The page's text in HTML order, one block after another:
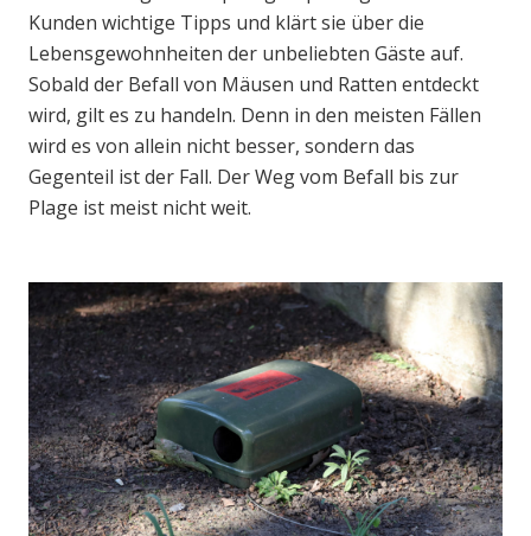
Kunden wichtige Tipps und klärt sie über die
Lebensgewohnheiten der unbeliebten Gäste auf.
Sobald der Befall von Mäusen und Ratten entdeckt
wird, gilt es zu handeln. Denn in den meisten Fällen
wird es von allein nicht besser, sondern das
Gegenteil ist der Fall. Der Weg vom Befall bis zur
Plage ist meist nicht weit.